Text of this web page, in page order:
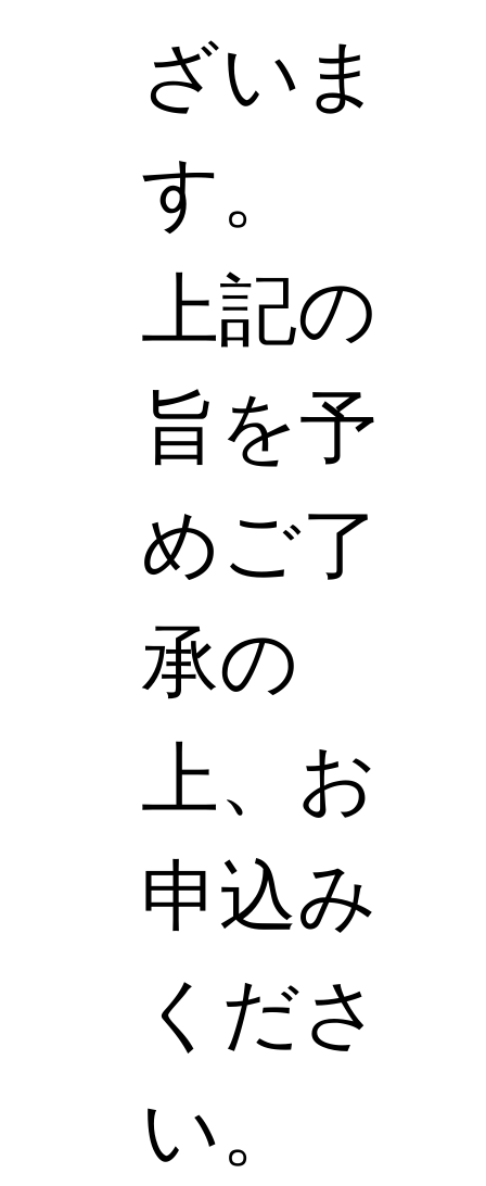
ざいま
す。
上記の
旨を予
めご了
承の
上、お
申込み
くださ
い。